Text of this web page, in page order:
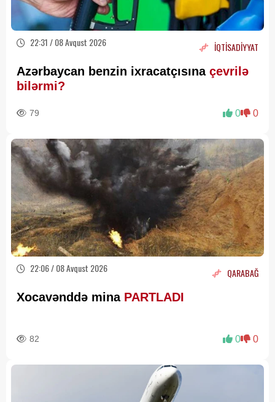
22:31 / 08 Avqust 2026 İQTİSADİYYAT
Azərbaycan benzin ixracatçısınaçevrilə
bilərmi?
79 0 0
22:06 / 08 Avqust 2026 QARABAĞ
Xocavənddə mina PARTLADI
82 0 0